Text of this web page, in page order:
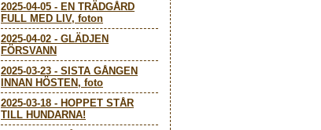
2025-04-05 - EN TRÄDGÅRD
FULL MED LIV, foton
2025-04-02 - GLÄDJEN
FÖRSVANN
2025-03-23 - SISTA GÅNGEN
INNAN HÖSTEN, foto
2025-03-18 - HOPPET STÅR
TILL HUNDARNA!